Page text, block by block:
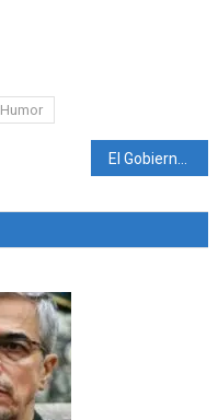
Humor